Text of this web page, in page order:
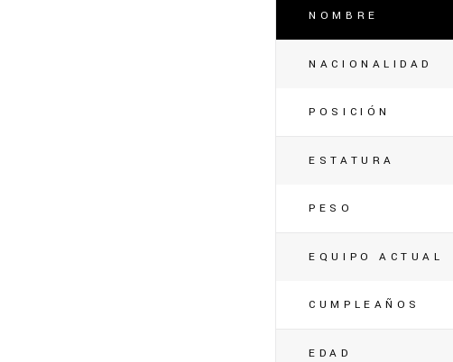
NOMBRE
NACIONALIDAD
POSICIÓN
ESTATURA
PESO
EQUIPO ACTUAL
CUMPLEAÑOS
EDAD